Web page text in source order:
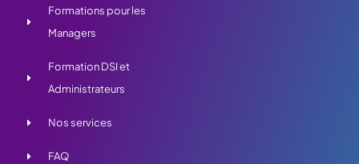
Formations pour les
Managers
Formation DSI et
Administrateurs
Nos services
FAQ